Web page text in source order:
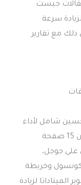
سيجنالز، إلى جانب 5 مقالات جيست
سرعة
مع تقارير
شامل لأداء
موقعهم، وتستهدف هذه الباقة تحسين 15 صفحة
لأول 15 منافس على جوجل،
وخريطة
لزيادة